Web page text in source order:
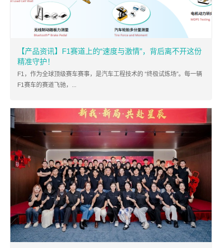
【产品资讯】F1赛道上的“速度与激情”，背后离不开这份
精准守护！
F1，作为全球顶级赛车赛事，是汽车工程技术的 “终极试炼场”。每一辆
F1赛车的赛道飞驰，...